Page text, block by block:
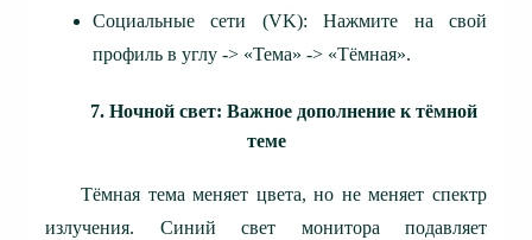
Социальные сети (VK): Нажмите на свой
профиль в углу -> «Тема» -> «Тёмная».
7. Ночной свет: Важное дополнение к тёмной
теме
Тёмная тема меняет цвета, но не меняет спектр
излучения. Синий свет монитора подавляет